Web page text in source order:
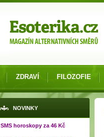
ZDRAVÍ FILOZOFIE
NOVINKY
SMS horoskopy za 46 Kč